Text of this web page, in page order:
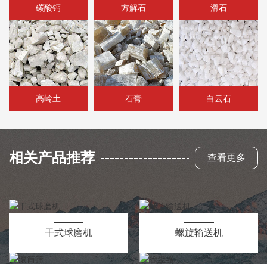
碳酸钙 方解石 滑石
高岭土 石膏 白云石
相关产品推荐 查看更多
干式球磨机 螺旋输送机